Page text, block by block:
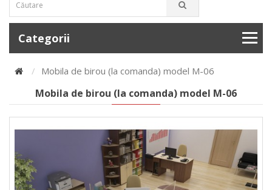
Categorii
Mobila de birou (la comanda) model М-06
Mobila de birou (la comanda) model М-06